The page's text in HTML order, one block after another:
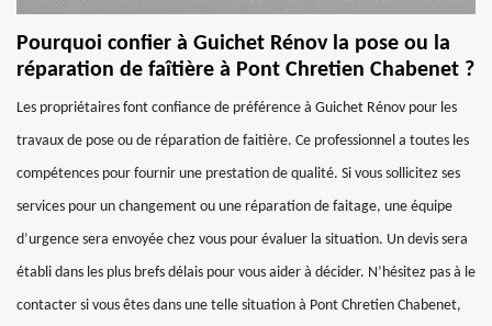
Pourquoi confier à Guichet Rénov la pose ou la
réparation de faîtière à Pont Chretien Chabenet ?
Les propriétaires font confiance de préférence à Guichet Rénov pour les
travaux de pose ou de réparation de faitière. Ce professionnel a toutes les
compétences pour fournir une prestation de qualité. Si vous sollicitez ses
services pour un changement ou une réparation de faitage, une équipe
d’urgence sera envoyée chez vous pour évaluer la situation. Un devis sera
établi dans les plus brefs délais pour vous aider à décider. N’hésitez pas à le
contacter si vous êtes dans une telle situation à Pont Chretien Chabenet,